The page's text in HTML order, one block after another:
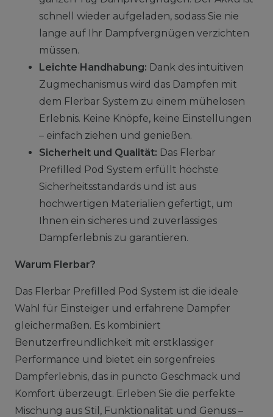
schnell wieder aufgeladen, sodass Sie nie
lange auf Ihr Dampfvergnügen verzichten
müssen.
Leichte Handhabung: Dank des intuitiven
Zugmechanismus wird das Dampfen mit
dem Flerbar System zu einem mühelosen
Erlebnis. Keine Knöpfe, keine Einstellungen
– einfach ziehen und genießen.
Sicherheit und Qualität: Das Flerbar
Prefilled Pod System erfüllt höchste
Sicherheitsstandards und ist aus
hochwertigen Materialien gefertigt, um
Ihnen ein sicheres und zuverlässiges
Dampferlebnis zu garantieren.
Warum Flerbar?
Das Flerbar Prefilled Pod System ist die ideale
Wahl für Einsteiger und erfahrene Dampfer
gleichermaßen. Es kombiniert
Benutzerfreundlichkeit mit erstklassiger
Performance und bietet ein sorgenfreies
Dampferlebnis, das in puncto Geschmack und
Komfort überzeugt. Erleben Sie die perfekte
Mischung aus Stil, Funktionalität und Genuss –